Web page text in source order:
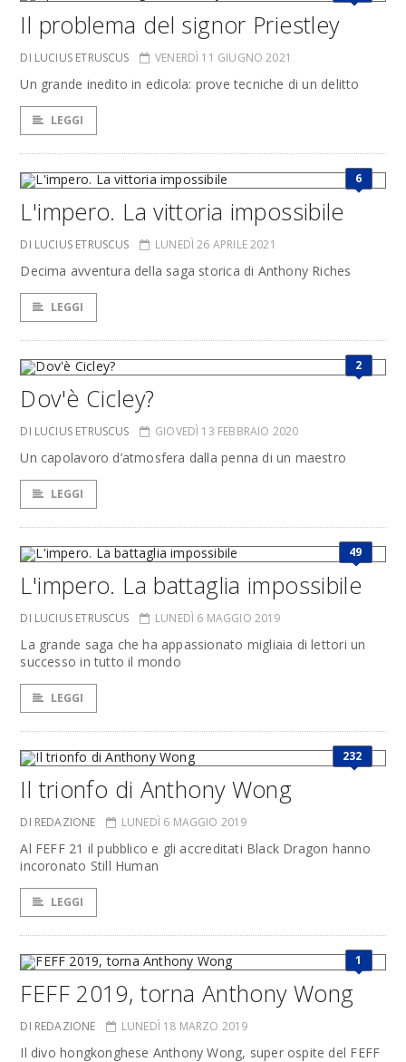
Il problema del signor Priestley
DI LUCIUS ETRUSCUS VENERDÌ 11 GIUGNO 2021
Un grande inedito in edicola: prove tecniche di un delitto
LEGGI
6
L'impero. La vittoria impossibile
DI LUCIUS ETRUSCUS LUNEDÌ 26 APRILE 2021
Decima avventura della saga storica di Anthony Riches
LEGGI
2
Dov'è Cicley?
DI LUCIUS ETRUSCUS GIOVEDÌ 13 FEBBRAIO 2020
Un capolavoro d’atmosfera dalla penna di un maestro
LEGGI
49
L'impero. La battaglia impossibile
DI LUCIUS ETRUSCUS LUNEDÌ 6 MAGGIO 2019
La grande saga che ha appassionato migliaia di lettori un
successo in tutto il mondo
LEGGI
232
Il trionfo di Anthony Wong
DI REDAZIONE LUNEDÌ 6 MAGGIO 2019
Al FEFF 21 il pubblico e gli accreditati Black Dragon hanno
incoronato Still Human
LEGGI
1
FEFF 2019, torna Anthony Wong
DI REDAZIONE LUNEDÌ 18 MARZO 2019
Il divo hongkonghese Anthony Wong, super ospite del FEFF